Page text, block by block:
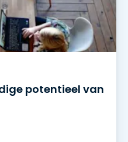
potentieel van